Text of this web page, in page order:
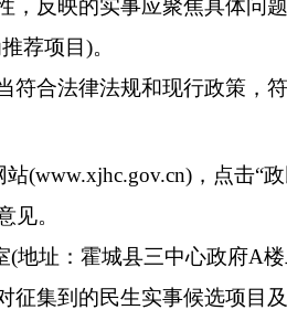
， 反映的实事应聚焦具体问
荐项目)。
符合法律法规和现行政策，
站(www.xjhc.gov.cn) ，点击“
见。
(地址：霍城县三中心政府A
征集到的民生实事候选项目